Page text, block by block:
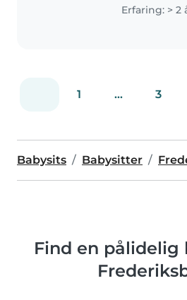
Erfaring: > 2
1 ... 3
Babysits Babysitter
Find en pålidelig